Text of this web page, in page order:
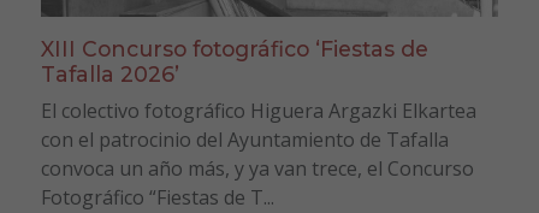
XIII Concurso fotográfico ‘Fiestas de
Tafalla 2026’
El colectivo fotográfico Higuera Argazki Elkartea
con el patrocinio del Ayuntamiento de Tafalla
convoca un año más, y ya van trece, el Concurso
Fotográfico “Fiestas de T...